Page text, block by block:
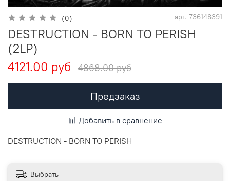
(0) арт. 736148391
DESTRUCTION - BORN TO PERISH
(2LP)
4121.00 руб
4868.00 руб
Предзаказ
Добавить в сравнение
DESTRUCTION - BORN TO PERISH
Выбрать